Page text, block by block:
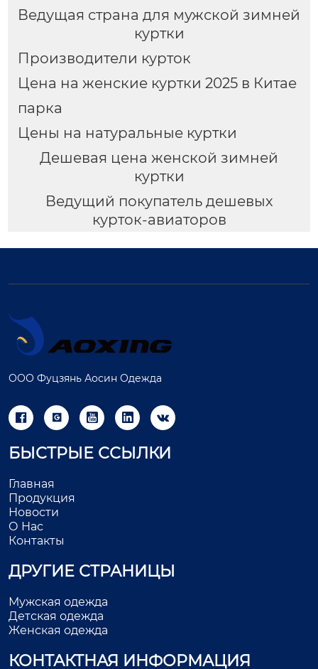
Ведущая страна для мужской зимней
куртки
Производители курток
Цена на женские куртки 2025 в Китае
парка
Цены на натуральные куртки
Дешевая цена женской зимней
куртки
Ведущий покупатель дешевых
курток-авиаторов
ООО Фуцзянь Аосин Одежда
    
БЫСТРЫЕ ССЫЛКИ
Главная
Продукция
Новости
О Нас
Контакты
ДРУГИЕ СТРАНИЦЫ
Мужская одежда
Детская одежда
Женская одежда
КОНТАКТНАЯ ИНФОРМАЦИЯ